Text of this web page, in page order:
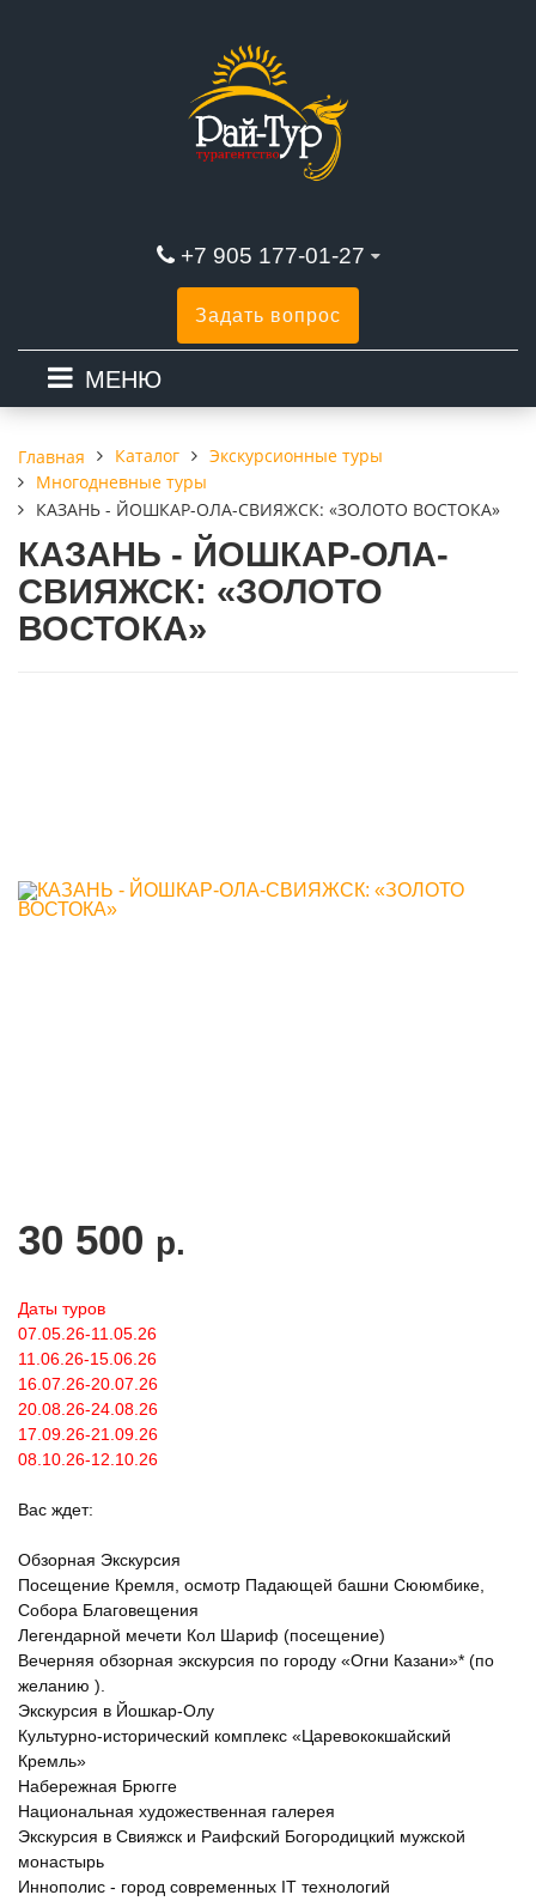
+7 905 177-01-27
Задать вопрос
МЕНЮ
Главная Каталог
Экскурсионные туры
Многодневные туры
КАЗАНЬ - ЙОШКАР-ОЛА-СВИЯЖСК: «ЗОЛОТО ВОСТОКА»
КАЗАНЬ - ЙОШКАР-ОЛА-
СВИЯЖСК: «ЗОЛОТО
ВОСТОКА»
30 500 р.
Даты туров
07.05.26-11.05.26
11.06.26-15.06.26
16.07.26-20.07.26
20.08.26-24.08.26
17.09.26-21.09.26
08.10.26-12.10.26
Вас ждет:
Обзорная Экскурсия
Посещение Кремля, осмотр Падающей башни Сююмбике,
Собора Благовещения
Легендарной мечети Кол Шариф (посещение)
Вечерняя обзорная экскурсия по городу «Огни Казани»* (по
желанию ).
Экскурсия в Йошкар-Олу
Культурно-исторический комплекс «Царевококшайский
Кремль»
Набережная Брюгге
Национальная художественная галерея
Экскурсия в Свияжск и Раифский Богородицкий мужской
монастырь
Иннополис - город современных IT технологий